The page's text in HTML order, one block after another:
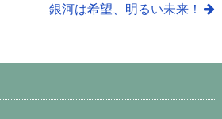
銀河は希望、明るい未来！